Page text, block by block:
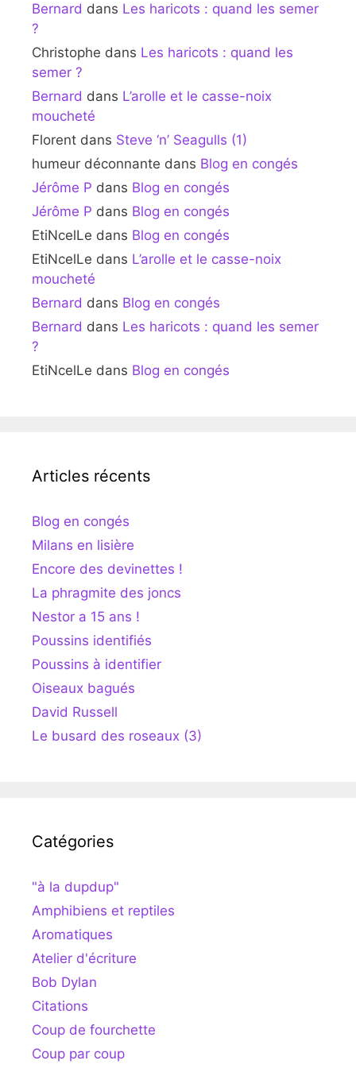
Bernard dans Les haricots : quand les semer
?
Christophe dans Les haricots : quand les
semer ?
Bernard dans L’arolle et le casse-noix
moucheté
Florent dans Steve ‘n’ Seagulls (1)
humeur déconnante dans Blog en congés
Jérôme P dans Blog en congés
Jérôme P dans Blog en congés
EtiNcelLe dans Blog en congés
EtiNcelLe dans L’arolle et le casse-noix
moucheté
Bernard dans Blog en congés
Bernard dans Les haricots : quand les semer
?
EtiNcelLe dans Blog en congés
Articles récents
Blog en congés
Milans en lisière
Encore des devinettes !
La phragmite des joncs
Nestor a 15 ans !
Poussins identifiés
Poussins à identifier
Oiseaux bagués
David Russell
Le busard des roseaux (3)
Catégories
"à la dupdup"
Amphibiens et reptiles
Aromatiques
Atelier d'écriture
Bob Dylan
Citations
Coup de fourchette
Coup par coup